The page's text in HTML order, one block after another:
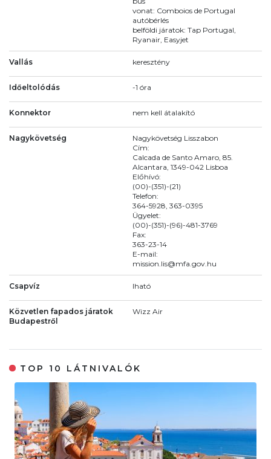
vonat: Comboios de Portugal
autóbérlés
belföldi járatok: Tap Portugal,
Ryanair, Easyjet
Vallás keresztény
Időeltolódás -1 óra
Konnektor nem kell átalakító
Nagykövetség
Nagykövetség Lisszabon
Cím:
Calcada de Santo Amaro, 85.
Alcantara, 1349-042 Lisboa
Előhívó:
(00)-(351)-(21)
Telefon:
364-5928, 363-0395
Ügyelet:
(00)-(351)-(96)-481-3769
Fax:
363-23-14
E-mail:
mission.lis@mfa.gov.hu
Csapvíz Iható
Közvetlen fapados járatok
Budapestről
Wizz Air
TOP 10 LÁTNIVALÓK